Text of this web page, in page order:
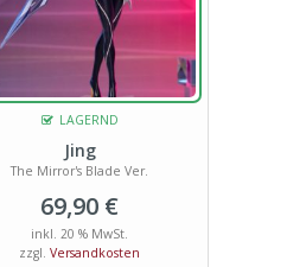
LAGERND
Jing
The Mirror's Blade Ver.
69,90 €
inkl. 20 % MwSt.
zzgl.Versandkosten